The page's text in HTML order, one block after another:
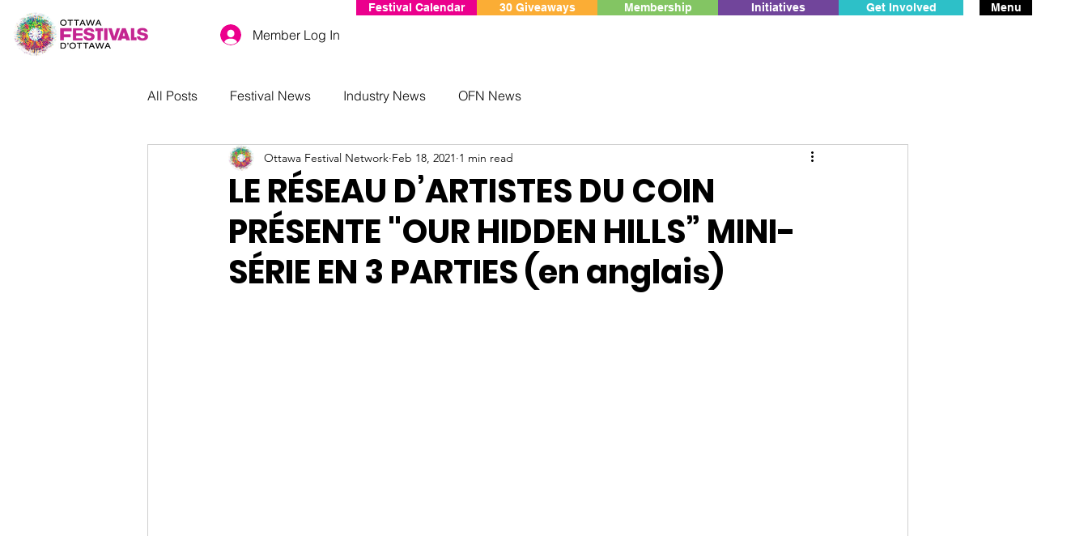
Member Log In
Festival Calendar 30 Giveaways Membership Initiatives Get Involved Menu
All Posts Festival News Industry News OFN News
LE RÉSEAU D’ARTISTES DU COIN
PRÉSENTE "OUR HIDDEN HILLS” MINI-
SÉRIE EN 3 PARTIES (en anglais)
Ottawa Festival Network Feb 18, 2021 1 min read